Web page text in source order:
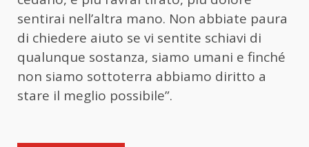
sentirai nell’altra mano. Non abbiate paura
di chiedere aiuto se vi sentite schiavi di
qualunque sostanza, siamo umani e finché
non siamo sottoterra abbiamo diritto a
stare il meglio possibile”.